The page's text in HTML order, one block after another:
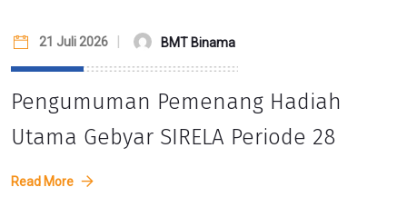
21 Juli 2026 BMT Binama
Pengumuman Pemenang Hadiah
Utama Gebyar SIRELA Periode 28
Read More